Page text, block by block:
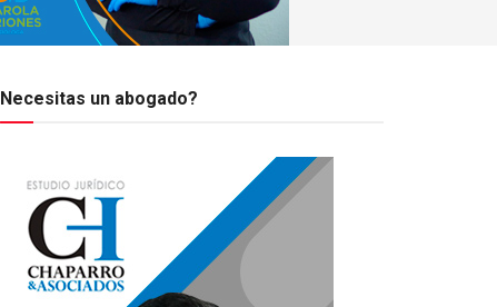
Necesitas un abogado?